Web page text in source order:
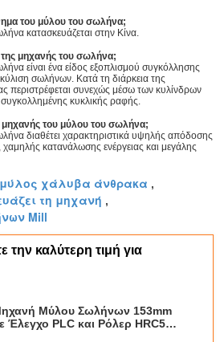
του μύλου του σωλήνα;
κατασκευάζεται στην Κίνα.
της μηχανής του σωλήνα;
είναι ένα είδος εξοπλισμού συγκόλλησης
κύλιση σωλήνων. Κατά τη διάρκεια της
περιστρέφεται συνεχώς μέσω των κυλίνδρων
κυκλικής ραφής.
μηχανής του μύλου του σωλήνα;
διαθέτει χαρακτηριστικά υψηλής απόδοσης
κατανάλωσης ενέργειας και μεγάλης
μύλος χάλυβα άνθρακα ,
τη μηχανή ,
Mill
την καλύτερη τιμή για
Μύλου Σωλήνων 153mm
Έλεγχο PLC και Ρόλερ HRC58-